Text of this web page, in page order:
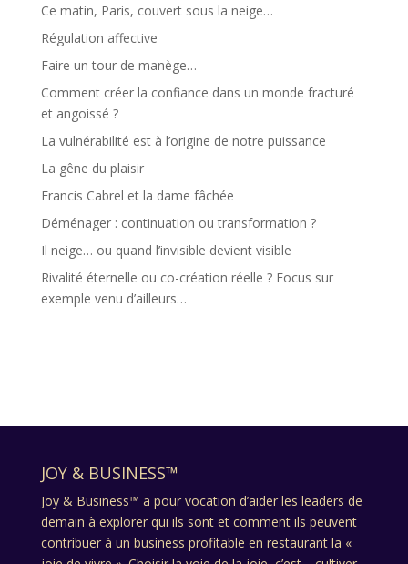
Ce matin, Paris, couvert sous la neige…
Régulation affective
Faire un tour de manège…
Comment créer la confiance dans un monde fracturé
et angoissé ?
La vulnérabilité est à l’origine de notre puissance
La gêne du plaisir
Francis Cabrel et la dame fâchée
Déménager : continuation ou transformation ?
Il neige… ou quand l’invisible devient visible
Rivalité éternelle ou co-création réelle ? Focus sur
exemple venu d’ailleurs…
JOY & BUSINESS™
Joy & Business™ a pour vocation d’aider les leaders de
demain à explorer qui ils sont et comment ils peuvent
contribuer à un business profitable en restaurant la «